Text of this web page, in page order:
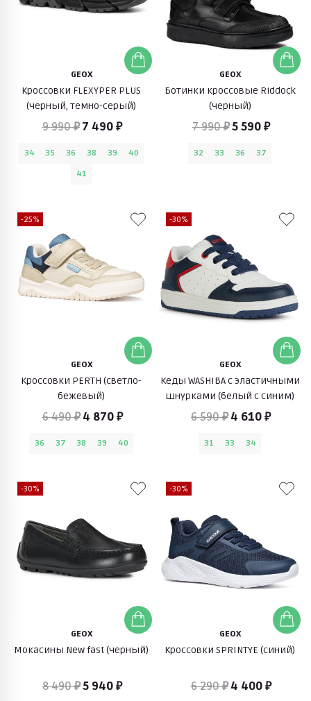
GEOX
Кроссовки FLEXYPER PLUS
(черный, темно-серый)
9 990 ₽ 7 490 ₽
34 35 36 38 39
40
41
GEOX
Ботинки кроссовые Riddock
(черный)
7 990 ₽5 590 ₽
32 33 36 37
-25%
GEOX
Кроссовки PERTH (светло-
бежевый)
6 490 ₽ 4 870 ₽
36 37 38 39 40
-30%
GEOX
Кеды WASHIBA с эластичными
шнурками (белый с синим)
6 590 ₽ 4 610 ₽
31 33 34
-30%
GEOX
Мокасины New fast (черный)
8 490 ₽5 940 ₽
-30%
GEOX
Кроссовки SPRINTYE (синий)
6 290 ₽ 4 400 ₽